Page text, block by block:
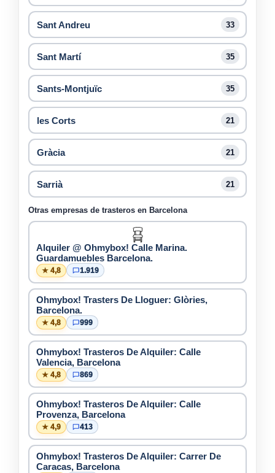
Sant Andreu 33
Sant Martí 35
Sants-Montjuïc 35
les Corts 21
Gràcia 21
Sarrià 21
Otras empresas de trasteros en Barcelona
Alquiler @ Ohmybox! Calle Marina.
Guardamuebles Barcelona.
★ 4,8 1.919
Ohmybox! Trasters De Lloguer: Glòries,
Barcelona.
★ 4,8 999
Ohmybox! Trasteros De Alquiler: Calle
Valencia, Barcelona
★ 4,8 869
Ohmybox! Trasteros De Alquiler: Calle
Provenza, Barcelona
★ 4,9 413
Ohmybox! Trasteros De Alquiler: Carrer De
Caracas, Barcelona